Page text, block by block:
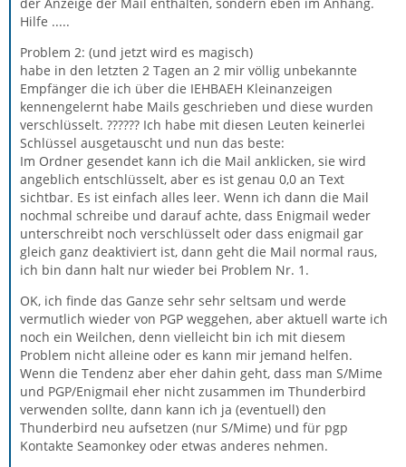
Hilfe .....
Problem 2: (und jetzt wird es magisch)
habe in den letzten 2 Tagen an 2 mir völlig unbekannte
Empfänger die ich über die IEHBAEH Kleinanzeigen
kennengelernt habe Mails geschrieben und diese wurden
verschlüsselt. ?????? Ich habe mit diesen Leuten keinerlei
Schlüssel ausgetauscht und nun das beste:
Im Ordner gesendet kann ich die Mail anklicken, sie wird
angeblich entschlüsselt, aber es ist genau 0,0 an Text
sichtbar. Es ist einfach alles leer. Wenn ich dann die Mail
nochmal schreibe und darauf achte, dass Enigmail weder
unterschreibt noch verschlüsselt oder dass enigmail gar
gleich ganz deaktiviert ist, dann geht die Mail normal raus,
ich bin dann halt nur wieder bei Problem Nr. 1.
OK, ich finde das Ganze sehr sehr seltsam und werde
vermutlich wieder von PGP weggehen, aber aktuell warte ich
noch ein Weilchen, denn vielleicht bin ich mit diesem
Problem nicht alleine oder es kann mir jemand helfen.
Wenn die Tendenz aber eher dahin geht, dass man S/Mime
und PGP/Enigmail eher nicht zusammen im Thunderbird
verwenden sollte, dann kann ich ja (eventuell) den
Thunderbird neu aufsetzen (nur S/Mime) und für pgp
Kontakte Seamonkey oder etwas anderes nehmen.